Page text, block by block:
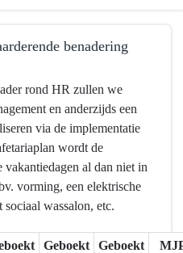
benadering
rond HR zullen we
en anderzijds een
via de implementatie
wordt de
al dan niet in
vorming, een elektrische
wassalon, etc.
Geboekt
Geboekt